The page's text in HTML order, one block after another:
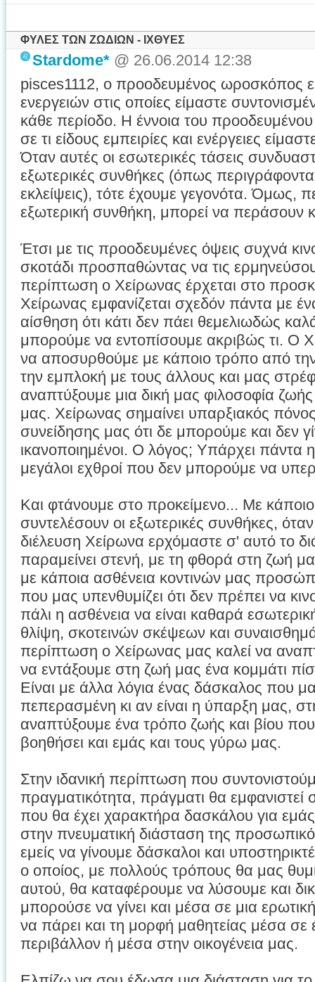
ΦΥΛΕΣ ΤΩΝ ΖΩΔΙΩΝ - ΙΧΘΥΕΣ
Stardome* @ 26.06.2014 12:38
pisces1112, ο προοδευμένος ωροσκόπος
ενεργειών στις οποίες είμαστε
κάθε περίοδο. Η έννοια του
σε τι είδους εμπειρίες και ενέργειες
Όταν αυτές οι εσωτερικές τάσεις
εξωτερικές συνθήκες (όπως
εκλείψεις), τότε έχουμε γεγονότα. Όμως,
εξωτερική συνθήκη, μπορεί να περάσουν
Έτσι με τις προοδευμένες όψεις συχνά
σκοτάδι προσπαθώντας να τις
περίπτωση ο Χείρωνας έρχεται στο
Χείρωνας εμφανίζεται σχεδόν πάντα με
αίσθηση ότι κάτι δεν πάει θεμελιωδώς
μπορούμε να εντοπίσουμε ακριβώς τι. Ο
να αποσυρθούμε με κάποιο τρόπο από την
την εμπλοκή με τους άλλους και μας
αναπτύξουμε μια δική μας φιλοσοφία ζωής
μας. Χείρωνας σημαίνει υπαρξιακός
συνείδησης μας ότι δε μπορούμε και δεν
ικανοποιημένοι. Ο λόγος; Υπάρχει πάντα
μεγάλοι εχθροί που δεν μπορούμε να
Και φτάνουμε στο προκείμενο... Με
συντελέσουν οι εξωτερικές συνθήκες,
διέλευση Χείρωνα ερχόμαστε σ' αυτό το
παραμείνει στενή, με τη φθορά στη ζωή
με κάποια ασθένεια κοντινών μας
που μας υπενθυμίζει ότι δεν πρέπει να
πάλι η ασθένεια να είναι καθαρά
θλίψη, σκοτεινών σκέψεων και
περίπτωση ο Χείρωνας μας καλεί να
να εντάξουμε στη ζωή μας ένα κομμάτι
Είναι με άλλα λόγια ένας δάσκαλος που
πεπερασμένη κι αν είναι η ύπαρξη μας,
αναπτύξουμε ένα τρόπο ζωής και βίου
βοηθήσει και εμάς και τους γύρω μας.
Στην ιδανική περίπτωση που
πραγματικότητα, πράγματι θα
που θα έχει χαρακτήρα δασκάλου για εμάς
στην πνευματική διάσταση της
εμείς να γίνουμε δάσκαλοι και
ο οποίος, με πολλούς τρόπους θα μας
αυτού, θα καταφέρουμε να λύσουμε και
μπορούσε να γίνει και μέσα σε μια
να πάρει και τη μορφή μαθητείας μέσα σε
περιβάλλον ή μέσα στην οικογένεια μας.